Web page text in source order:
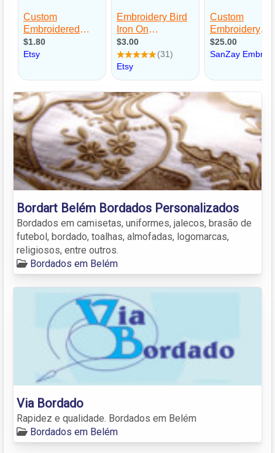
Bordart Belém Bordados Personalizados
Bordados em camisetas, uniformes, jalecos, brasão de
futebol, bordado, toalhas, almofadas, logomarcas,
religiosos, entre outros.
Bordados em Belém
Via Bordado
Rapidez e qualidade. Bordados em Belém
Bordados em Belém